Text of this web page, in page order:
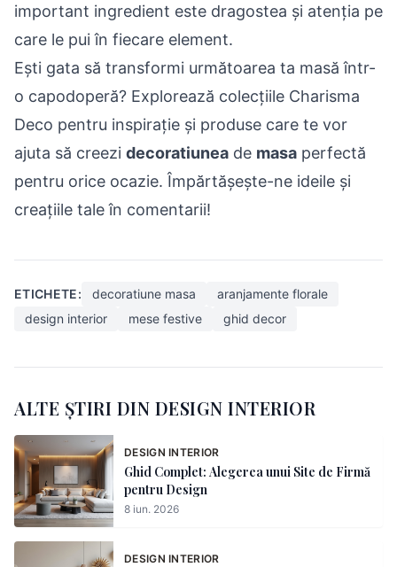
important ingredient este dragostea și atenția pe
care le pui în fiecare element.
Ești gata să transformi următoarea ta masă într-
o capodoperă? Explorează colecțiile Charisma
Deco pentru inspirație și produse care te vor
ajuta să creezi decoratiunea de masa perfectă
pentru orice ocazie. Împărtășește-ne ideile și
creațiile tale în comentarii!
ETICHETE: decoratiune masa
aranjamente florale
design interior
mese festive ghid decor
ALTE ȘTIRI DIN DESIGN INTERIOR
DESIGN INTERIOR
Ghid Complet: Alegerea unui Site de Firmă
pentru Design
8 iun. 2026
DESIGN INTERIOR